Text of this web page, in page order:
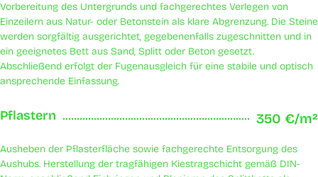
Vorbereitung des Untergrunds und fachgerechtes Verlegen von
Einzeilern aus Natur- oder Betonstein als klare Abgrenzung. Die Steine
werden sorgfältig ausgerichtet, gegebenenfalls zugeschnitten und in
ein geeignetes Bett aus Sand, Splitt oder Beton gesetzt.
Abschließend erfolgt der Fugenausgleich für eine stabile und optisch
ansprechende Einfassung.
Pflastern 350 €/m²
Ausheben der Pflasterfläche sowie fachgerechte Entsorgung des
Aushubs. Herstellung der tragfähigen Kiestragschicht gemäß DIN-